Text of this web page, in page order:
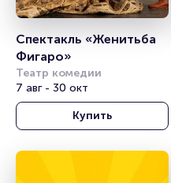
Спектакль «Женитьба
Фигаро»
Театр комедии
7 авг - 30 окт
Купить